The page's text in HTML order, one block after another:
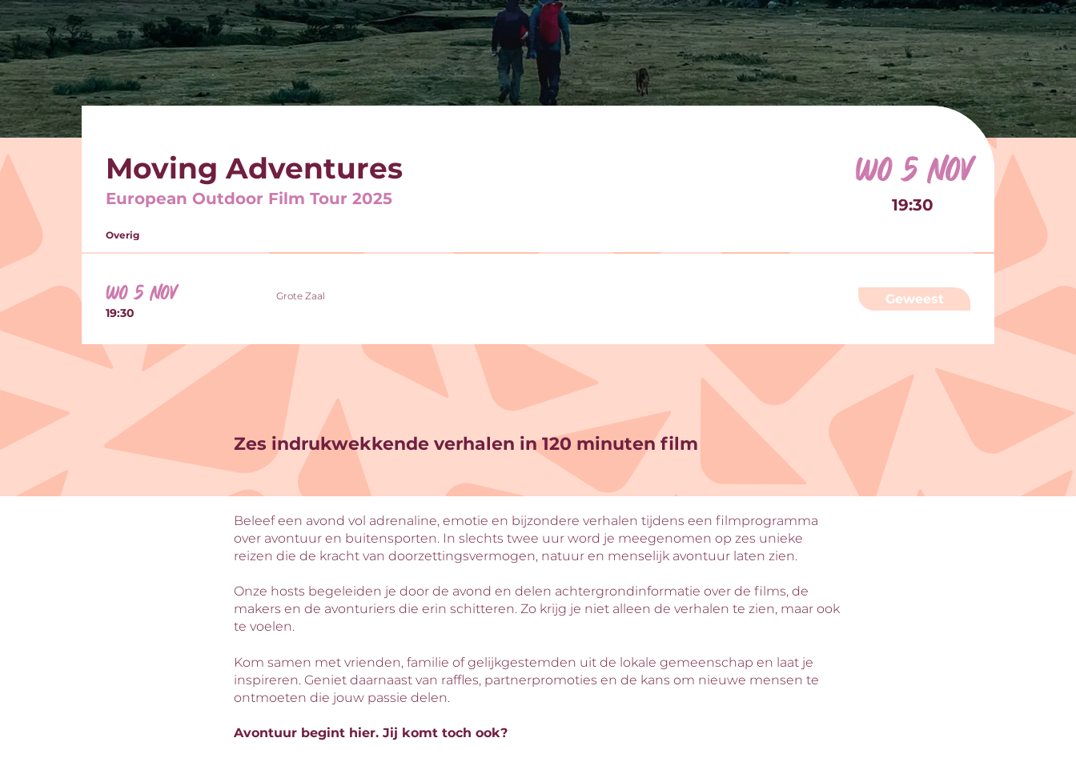
Moving Adventures
European Outdoor Film Tour 2025
Overig
wo 5 nov
19:30
wo 5 nov
19:30
Grote Zaal Geweest
Zes indrukwekkende verhalen in 120 minuten film
Beleef een avond vol adrenaline, emotie en bijzondere verhalen tijdens een filmprogramma
over avontuur en buitensporten. In slechts twee uur word je meegenomen op zes unieke
reizen die de kracht van doorzettingsvermogen, natuur en menselijk avontuur laten zien.
Onze hosts begeleiden je door de avond en delen achtergrondinformatie over de films, de
makers en de avonturiers die erin schitteren. Zo krijg je niet alleen de verhalen te zien, maar ook
te voelen.
Kom samen met vrienden, familie of gelijkgestemden uit de lokale gemeenschap en laat je
inspireren. Geniet daarnaast van raffles, partnerpromoties en de kans om nieuwe mensen te
ontmoeten die jouw passie delen.
Avontuur begint hier. Jij komt toch ook?